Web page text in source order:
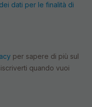
dati per le finalità di
per sapere di più sul
quando vuoi